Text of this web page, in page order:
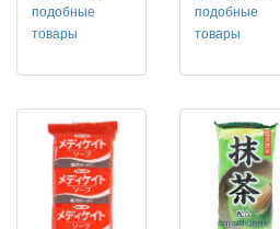
подобные
товары
подобные
товары